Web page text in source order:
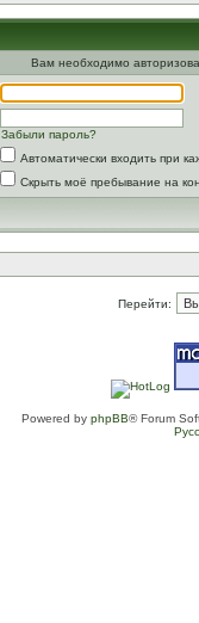
Вам необходимо
Забыли пароль?
Автоматически входить при
Скрыть моё пребывание на
Перейти:
Powered by phpBB® Forum